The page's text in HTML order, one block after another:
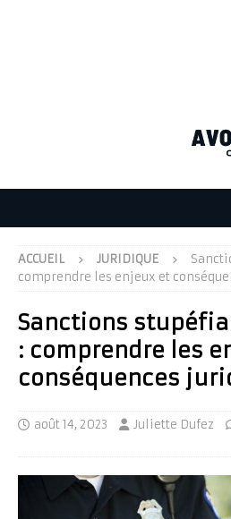
ACCUEIL JURIDIQUE
comprendre les enjeux et
Sanctions
: comprendre les
conséquences
août 14, 2023 Juliette Dufez